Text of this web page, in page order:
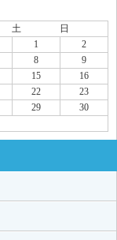
土
日
1
2
8
9
15
16
22
23
29
30